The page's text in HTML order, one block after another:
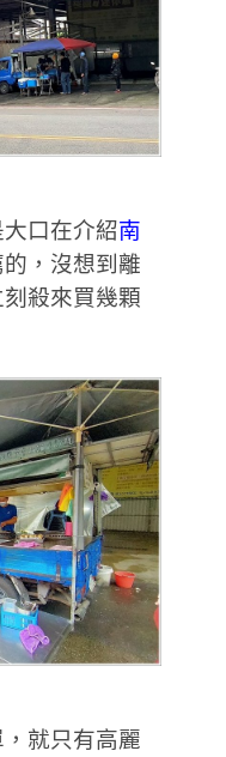
口在介紹南
，沒想到離
殺來買幾顆
就只有高麗